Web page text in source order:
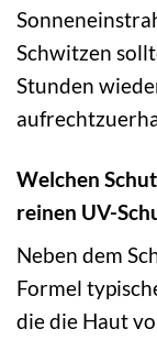
Schwitzen
Stunden
Welchen
reinen UV-
Neben dem
Formel
die die Haut